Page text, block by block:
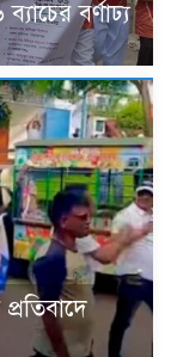
বর্ণাঢ্য